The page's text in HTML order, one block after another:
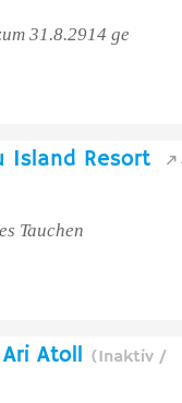
31.8.2914 ge
Island Resort
Tauchen
Atoll (Inaktiv /